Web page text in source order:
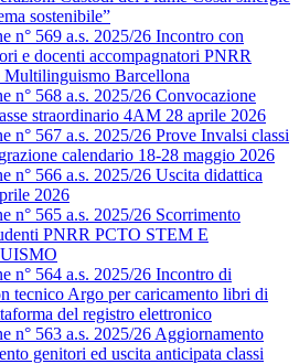
sostenibile”
n° 569 a.s. 2025/26 Incontro con
e docenti accompagnatori PNRR
Multilinguismo Barcellona
n° 568 a.s. 2025/26 Convocazione
straordinario 4AM 28 aprile 2026
n° 567 a.s. 2025/26 Prove Invalsi classi
calendario 18-28 maggio 2026
n° 566 a.s. 2025/26 Uscita didattica
2026
n° 565 a.s. 2025/26 Scorrimento
PNRR PCTO STEM E
n° 564 a.s. 2025/26 Incontro di
tecnico Argo per caricamento libri di
del registro elettronico
n° 563 a.s. 2025/26 Aggiornamento
genitori ed uscita anticipata classi